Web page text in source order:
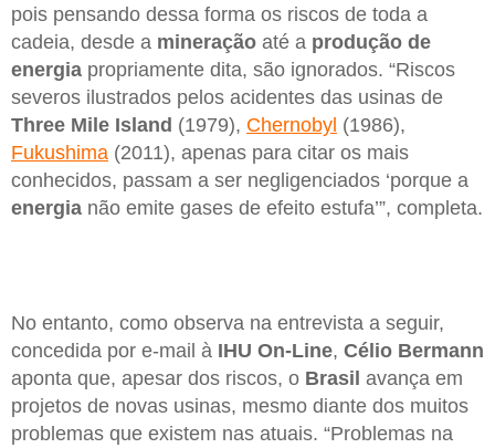
pois pensando dessa forma os riscos de toda a
cadeia, desde a mineração até a produção de
energia propriamente dita, são ignorados. “Riscos
severos ilustrados pelos acidentes das usinas de
Three Mile Island (1979), Chernobyl (1986),
Fukushima (2011), apenas para citar os mais
conhecidos, passam a ser negligenciados ‘porque a
energia não emite gases de efeito estufa’”, completa.
No entanto, como observa na entrevista a seguir,
concedida por e-mail à IHU On-Line, Célio Bermann
aponta que, apesar dos riscos, o Brasil avança em
projetos de novas usinas, mesmo diante dos muitos
problemas que existem nas atuais. “Problemas na